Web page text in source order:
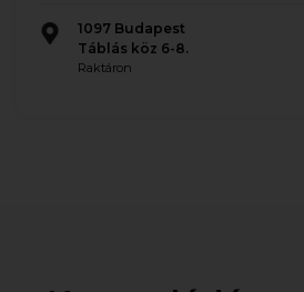
1097 Budapest
Táblás köz 6-8.
Raktáron